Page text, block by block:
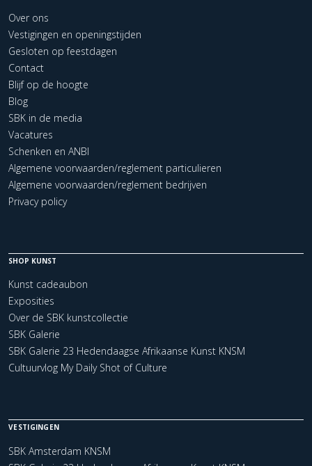
Over ons
Vestigingen en openingstijden
Gesloten op feestdagen
Contact
Blijf op de hoogte
Blog
SBK in de media
Vacatures
Schenken en ANBI
Algemene voorwaarden/reglement particulieren
Algemene voorwaarden/reglement bedrijven
Privacy policy
SHOP KUNST
Kunst cadeaubon
Exposities
Over de SBK kunstcollectie
SBK Galerie
SBK Galerie 23 Hedendaagse Afrikaanse Kunst KNSM
Cultuurvlog My Daily Shot of Culture
VESTIGINGEN
SBK Amsterdam KNSM